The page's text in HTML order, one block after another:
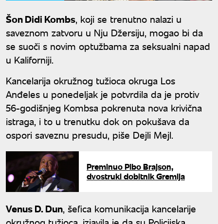
Šon Didi Kombs, koji se trenutno nalazi u
saveznom zatvoru u Nju Džersiju, mogao bi da
se suoči s novim optužbama za seksualni napad
u Kaliforniji.
Kancelarija okružnog tužioca okruga Los
Anđeles u ponedeljak je potvrdila da je protiv
56-godišnjeg Kombsa pokrenuta nova krivična
istraga, i to u trenutku dok on pokušava da
ospori saveznu presudu, piše Dejli Mejl.
Preminuo Pibo Brajson,
dvostruki dobitnik Gremija
Venus D. Dun, šefica komunikacija kancelarije